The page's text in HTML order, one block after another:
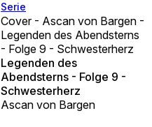
Serie
Cover - Ascan von Bargen -
Legenden des Abendsterns
- Folge 9 - Schwesterherz
Legenden des
Abendsterns - Folge 9 -
Schwesterherz
Ascan von Bargen